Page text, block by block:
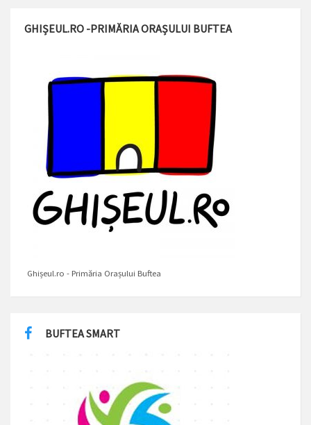
GHIȘEUL.RO -PRIMĂRIA ORAȘULUI BUFTEA
Ghișeul.ro - Primăria Orașului Buftea
BUFTEA SMART